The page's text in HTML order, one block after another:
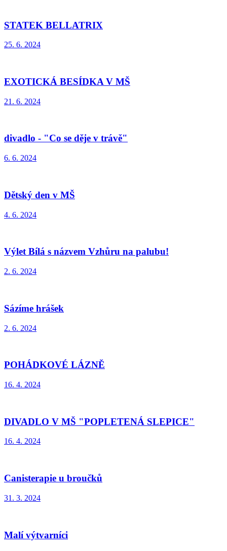
STATEK BELLATRIX
25. 6. 2024
EXOTICKÁ BESÍDKA V MŠ
21. 6. 2024
divadlo - "Co se děje v trávě"
6. 6. 2024
Dětský den v MŠ
4. 6. 2024
Výlet Bílá s názvem Vzhůru na palubu!
2. 6. 2024
Sázíme hrášek
2. 6. 2024
POHÁDKOVÉ LÁZNĚ
16. 4. 2024
DIVADLO V MŠ "POPLETENÁ SLEPICE"
16. 4. 2024
Canisterapie u broučků
31. 3. 2024
Malí výtvarníci